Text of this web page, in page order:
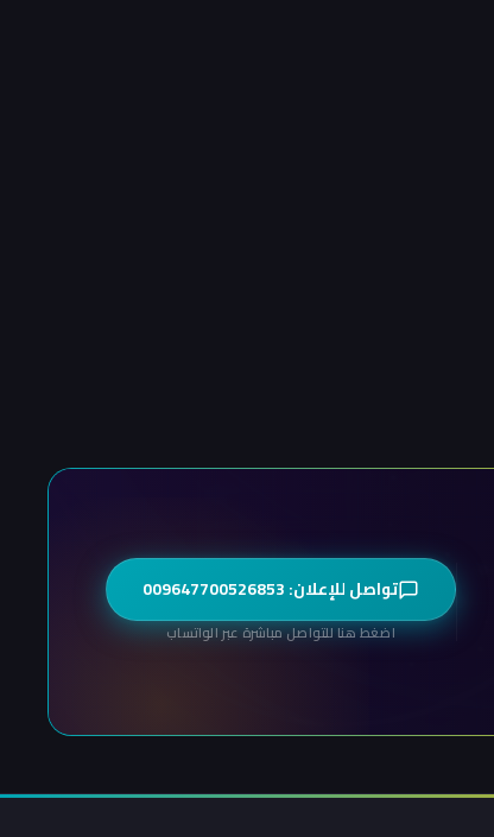
تواصل للإعلان: 009647700526853
اضغط هنا للتواصل مباشرة عبر الواتساب